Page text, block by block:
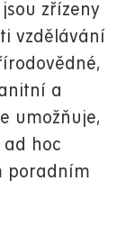
zřízeny
vzdělávání
a
umožňuje,
hoc
poradním